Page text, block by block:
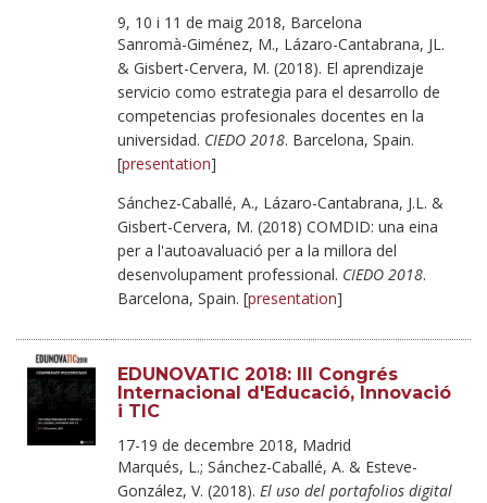
9, 10 i 11 de maig 2018, Barcelona
Sanromà-Giménez, M., Lázaro-Cantabrana, JL.
& Gisbert-Cervera, M. (2018). El aprendizaje
servicio como estrategia para el desarrollo de
competencias profesionales docentes en la
universidad. CIEDO 2018. Barcelona, Spain.
[presentation]
Sánchez-Caballé, A., Lázaro-Cantabrana, J.L. &
Gisbert-Cervera, M. (2018) COMDID: una eina
per a l'autoavaluació per a la millora del
desenvolupament professional. CIEDO 2018.
Barcelona, Spain. [presentation]
EDUNOVATIC 2018: III Congrés
Internacional d'Educació, Innovació
i TIC
17-19 de decembre 2018, Madrid
Marqués, L.; Sánchez-Caballé, A. & Esteve-
González, V. (2018). El uso del portafolios digital